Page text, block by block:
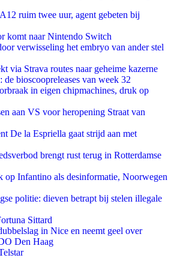
ruim twee uur, agent gebeten bij
komt naar Nintendo Switch
verwisseling het embryo van ander stel
via Strava routes naar geheime kazerne
bioscoopreleases van week 32
in eigen chipmachines, druk op
aan VS voor heropening Straat van
De la Espriella gaat strijd aan met
brengt rust terug in Rotterdamse
op Infantino als desinformatie, Noorwegen
politie: dieven betrapt bij stelen illegale
Sittard
in Nice en neemt geel over
Den Haag